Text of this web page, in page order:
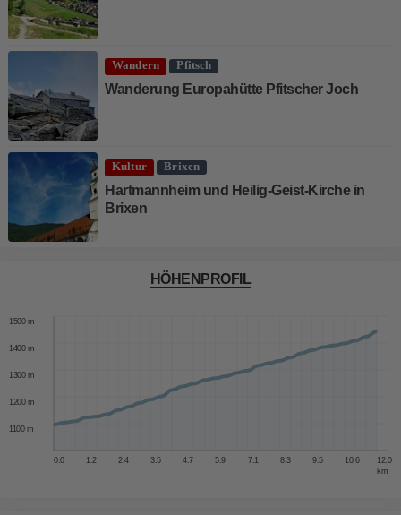
Wandern Pfitsch
Wanderung Europahütte Pfitscher Joch
Kultur Brixen
Hartmannheim und Heilig-Geist-Kirche in
Brixen
HÖHENPROFIL
0.0 1.2 2.4 3.5 4.7 5.9 7.1 8.3 9.5 10.6
12.0
km
1100 m
1200 m
1300 m
1400 m
1500 m